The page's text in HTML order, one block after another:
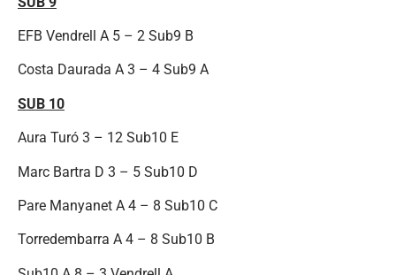
EFB Vendrell A 5 – 2 Sub9 B
Costa Daurada A 3 – 4 Sub9 A
SUB 10
Aura Turó 3 – 12 Sub10 E
Marc Bartra D 3 – 5 Sub10 D
Pare Manyanet A 4 – 8 Sub10 C
Torredembarra A 4 – 8 Sub10 B